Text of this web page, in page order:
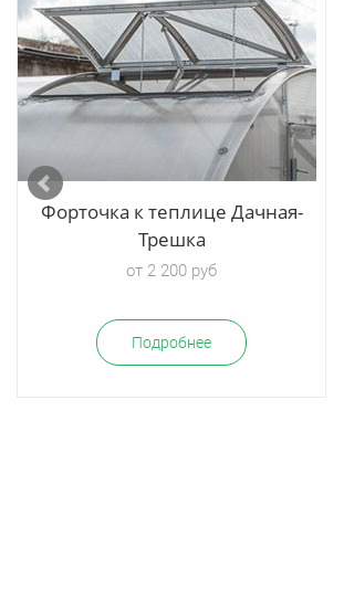
Форточка к теплице Дачная-
Трешка
от 2 200 руб
Подробнее